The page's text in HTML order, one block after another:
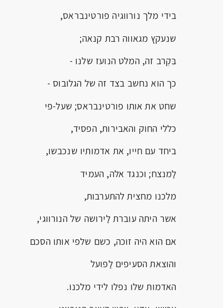
בידי מלך נורווגיה פורטינבראס,
שנעקץ מגאווה רבת קנאה;
בִּקְרב זה, המלט הנועז שלנו -
כך הוא נחשב בצד זה של הגלובוס -
שחט את אותו פורטינבראס; שעל-פי
כללי החוק והאבירות, הפסיד,
ביחד עם חייו, את אדמותיו שנכבשו,
לַמנצח; וכנגד אלה, העמיד
מלכנו מחצית להתערבות,
אשר היתה עוברת לַירושה של הנורווגי,
אם הוא היה זוכה, כשם שלפי אותו הסכם
והוצאת הסעיפים לַפועל
האדמות שלו נפלו לידי מלכנו.